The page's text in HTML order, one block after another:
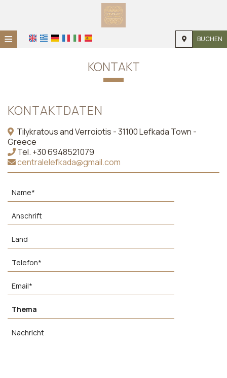
≡ BUCHEN
STANDORT
NACHFRAGE
KONTAKT
KONTAKTDATEN
Tilykratous and Verroiotis - 31100 Lefkada Town -
Greece
Tel. +30 6948521079
centralelefkada@gmail.com